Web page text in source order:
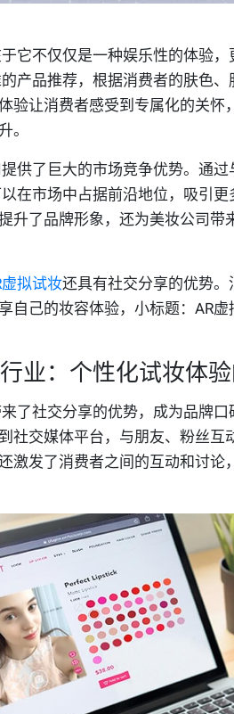
它不仅仅是一种娱乐性的体验
产品推荐，根据消费者的肤色
验让消费者感受到专属化的关怀
。
供了巨大的市场竞争优势。通
在市场中占据前沿地位，吸引
升了品牌形象，还为美妆公司带
虚拟试妆还具有社交分享的优势
自己的妆容体验，小标题：AR
业：个性化试妆体
了社交分享的优势，成为品牌
社交媒体平台，与朋友、粉丝互
激发了消费者之间的互动和讨论